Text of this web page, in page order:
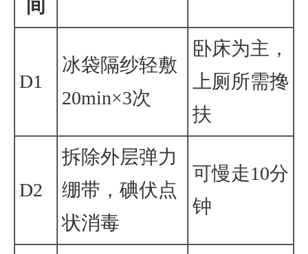
间
D1
冰袋隔纱轻敷
20min×3次
卧床为主，
上厕所需搀
扶
D2
拆除外层弹力
绷带，碘伏点
状消毒
可慢走10分
钟